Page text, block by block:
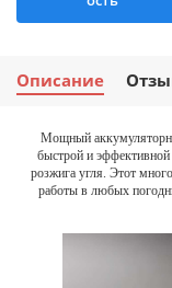
Описание
Мощный
быстрой и эффективной
розжига угля. Этот
работы в любых